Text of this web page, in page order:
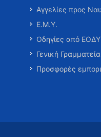
Αγγελίες προς
Ε.Μ.Υ.
Οδηγίες από ΕΟΔΥ
Γενική
Προσφορές